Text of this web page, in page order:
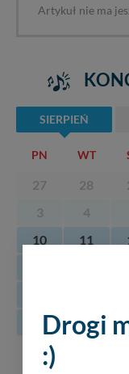
Artykuł nie ma
SIERPIEŃ
PN WT
27 28
3
4
10
11
31
08
Drogi
:)